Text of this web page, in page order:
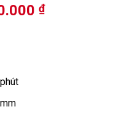
₫.
₫Giá